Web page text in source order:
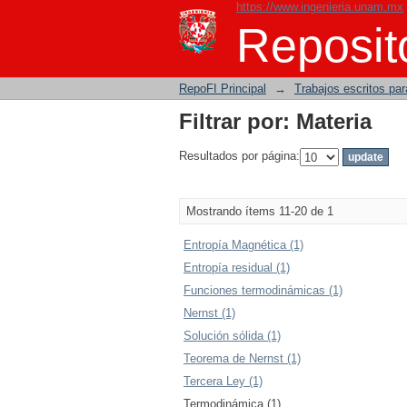
https://www.ingenieria.unam.mx
Filtrar por: Materia
RepoFI Principal → Trabajos escritos
Filtrar por: Materia
Resultados por página:
Mostrando ítems 11-20 de 1
Entropía Magnética (1)
Entropía residual (1)
Funciones termodinámicas (1)
Nernst (1)
Solución sólida (1)
Teorema de Nernst (1)
Tercera Ley (1)
Termodinámica (1)